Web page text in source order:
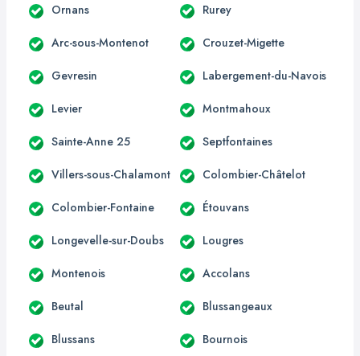
Ornans Rurey
Arc-sous-Montenot Crouzet-Migette
Gevresin Labergement-du-Navois
Levier Montmahoux
Sainte-Anne 25 Septfontaines
Villers-sous-Chalamont Colombier-Châtelot
Colombier-Fontaine Étouvans
Longevelle-sur-Doubs Lougres
Montenois Accolans
Beutal Blussangeaux
Blussans Bournois